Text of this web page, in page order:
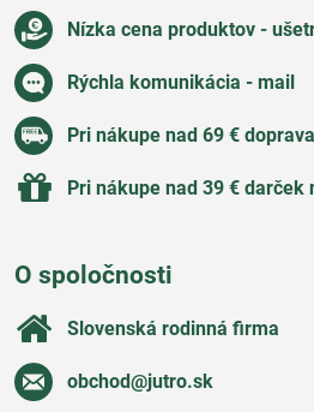
Nízka cena produktov -
Rýchla komunikácia - mail
Pri nákupe nad 69 €
Pri nákupe nad 39 € darček
O spoločnosti
Slovenská rodinná firma
obchod​@jutro​.sk